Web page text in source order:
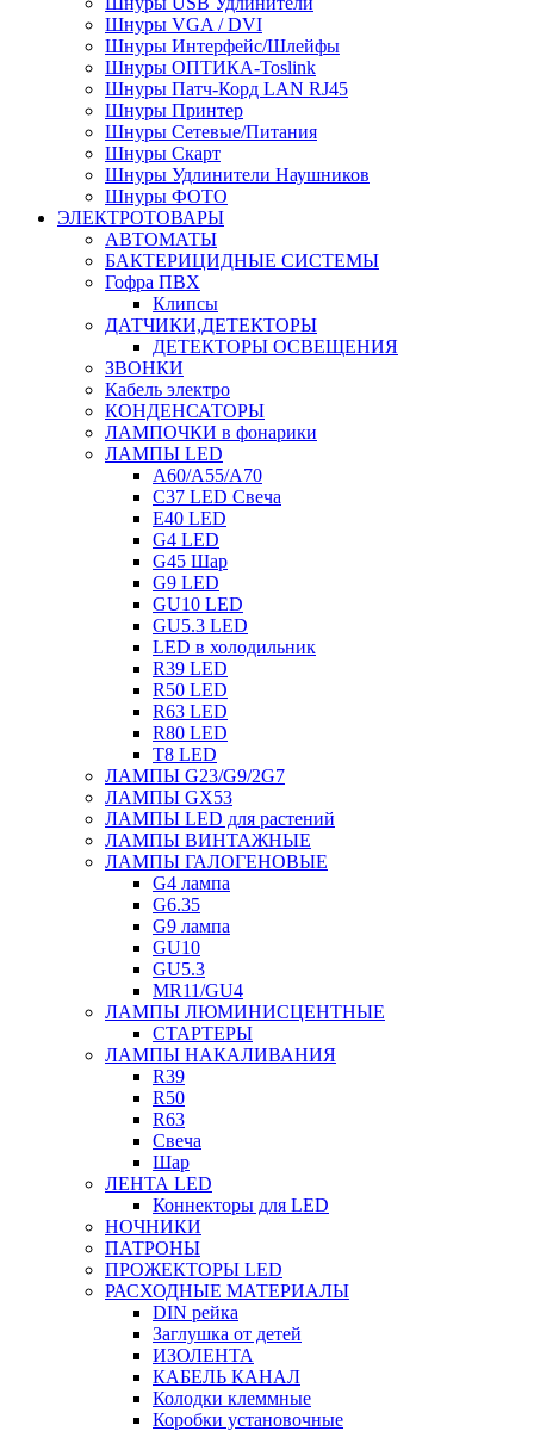
Шнуры VGA / DVI
Шнуры Интерфейс/Шлейфы
Шнуры ОПТИКА-Toslink
Шнуры Патч-Корд LAN RJ45
Шнуры Принтер
Шнуры Сетевые/Питания
Шнуры Скарт
Шнуры Удлинители Наушников
Шнуры ФОТО
ЭЛЕКТРОТОВАРЫ
АВТОМАТЫ
БАКТЕРИЦИДНЫЕ СИСТЕМЫ
Гофра ПВХ
Клипсы
ДАТЧИКИ,ДЕТЕКТОРЫ
ДЕТЕКТОРЫ ОСВЕЩЕНИЯ
ЗВОНКИ
Кабель электро
КОНДЕНСАТОРЫ
ЛАМПОЧКИ в фонарики
ЛАМПЫ LED
A60/A55/A70
C37 LED Свеча
E40 LED
G4 LED
G45 Шар
G9 LED
GU10 LED
GU5.3 LED
LED в холодильник
R39 LED
R50 LED
R63 LED
R80 LED
T8 LED
ЛАМПЫ G23/G9/2G7
ЛАМПЫ GX53
ЛАМПЫ LED для растений
ЛАМПЫ ВИНТАЖНЫЕ
ЛАМПЫ ГАЛОГЕНОВЫЕ
G4 лампа
G6.35
G9 лампа
GU10
GU5.3
MR11/GU4
ЛАМПЫ ЛЮМИНИСЦЕНТНЫЕ
СТАРТЕРЫ
ЛАМПЫ НАКАЛИВАНИЯ
R39
R50
R63
Свеча
Шар
ЛЕНТА LED
Коннекторы для LED
НОЧНИКИ
ПАТРОНЫ
ПРОЖЕКТОРЫ LED
РАСХОДНЫЕ МАТЕРИАЛЫ
DIN рейка
Заглушка от детей
ИЗОЛЕНТА
КАБЕЛЬ КАНАЛ
Колодки клеммные
Коробки установочные